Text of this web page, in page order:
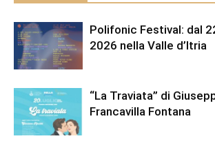
Polifonic Festival: dal
2026 nella Valle d’Itria
“La Traviata” di
Francavilla Fontana